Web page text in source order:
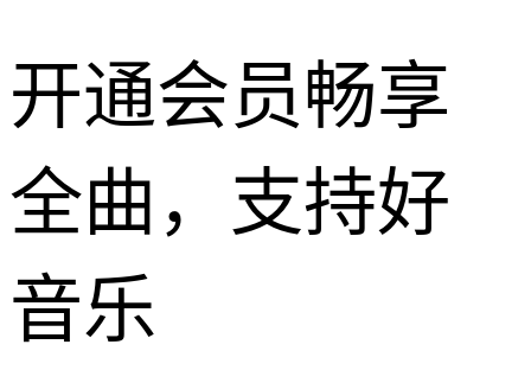
开通会员畅享
全曲，支持好
音乐